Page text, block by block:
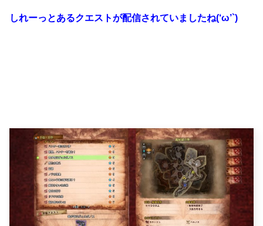
しれーっとあるクエストが配信されていましたね(‘ω’`)